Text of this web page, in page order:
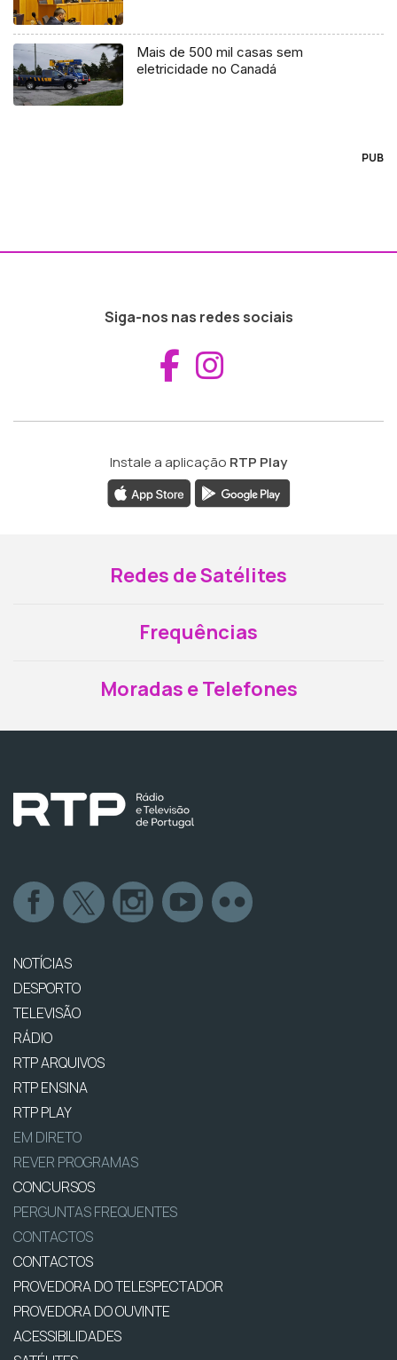
Mais de 500 mil casas sem
eletricidade no Canadá
PUB
Siga-nos nas redes sociais
Aceder ao
Instale a aplicação RTP Play
Redes de Satélites
Frequências
Moradas e Telefones
NOTÍCIAS
DESPORTO
TELEVISÃO
RÁDIO
RTP ARQUIVOS
RTP ENSINA
RTP PLAY
EM DIRETO
REVER PROGRAMAS
CONCURSOS
PERGUNTAS FREQUENTES
CONTACTOS
CONTACTOS
PROVEDORA DO TELESPECTADOR
PROVEDORA DO OUVINTE
ACESSIBILIDADES